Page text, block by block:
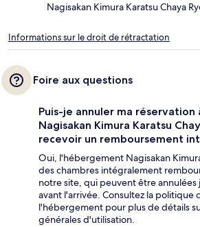
Nagisakan Kimura Karatsu Chaya
Informations sur le droit de rétractation
Foire aux questions
Puis-je annuler ma
Nagisakan Kimura Karatsu
recevoir un remboursement
Oui, l'hébergement Nagisakan
des chambres intégralement
notre site, qui peuvent être annulées
avant l'arrivée. Consultez la politique
l'hébergement pour plus de détails
générales d'utilisation.